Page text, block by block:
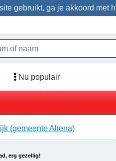
gebruikt, ga je akkoord met
Nu populair
(gemeente Altena)
erg gezellig!